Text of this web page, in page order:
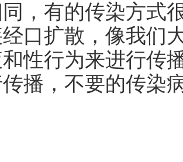
，有的传染方式
口扩散，像我们
性行为来进行传
播，不要的传染